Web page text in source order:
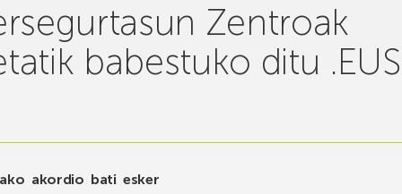
Zentroak
babestuko ditu
akordio bati esker